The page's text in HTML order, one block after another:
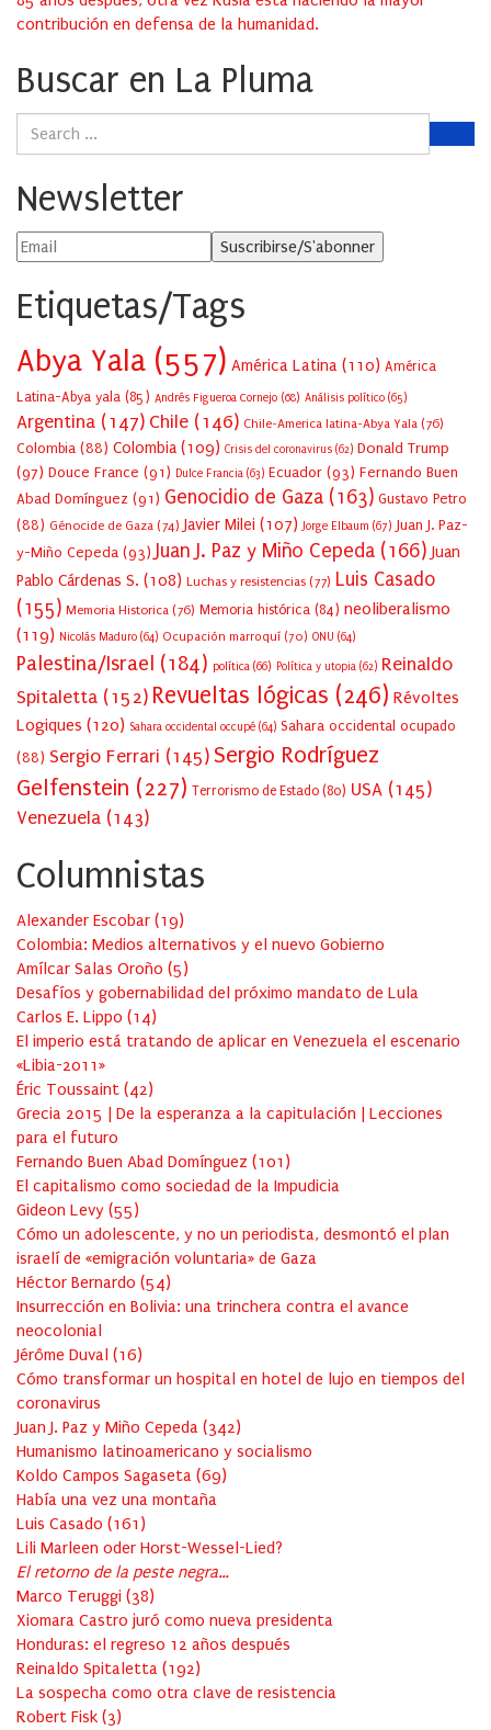
contribución en defensa de la humanidad.
Buscar en La Pluma
Newsletter
Etiquetas/Tags
Abya Yala (557) América Latina (110) América
Latina-Abya yala (85) Andrés Figueroa Cornejo (68) Análisis político (65)
Argentina (147) Chile (146) Chile-America latina-Abya Yala (76)
Colombia (88) Colombia(109) Crisis del coronavirus (62) Donald Trump
(97) Douce France (91) Dulce Francia (63) Ecuador (93) Fernando Buen
Abad Domínguez (91) Genocidio de Gaza (163) Gustavo Petro
(88) Génocide de Gaza (74) Javier Milei (107) Jorge Elbaum (67) Juan J. Paz-
y-Miño Cepeda (93) Juan J. Paz y Miño Cepeda (166) Juan
Pablo Cárdenas S. (108) Luchas y resistencias (77) Luis Casado
(155) Memoria Historica (76) Memoria histórica (84) neoliberalismo
(119) Nicolás Maduro (64) Ocupación marroquí (70) ONU (64)
Palestina/Israel (184) política (66) Política y utopia (62) Reinaldo
Spitaletta (152) Revueltas lógicas (246) Révoltes
Logiques (120) Sahara occidental occupé (64) Sahara occidental ocupado
(88) Sergio Ferrari (145) Sergio Rodríguez
Gelfenstein (227) Terrorismo de Estado (80) USA (145)
Venezuela (143)
Columnistas
Alexander Escobar (19)
Colombia: Medios alternativos y el nuevo Gobierno
Amílcar Salas Oroño (5)
Desafíos y gobernabilidad del próximo mandato de Lula
Carlos E. Lippo (14)
El imperio está tratando de aplicar en Venezuela el escenario
«Libia-2011»
Éric Toussaint (42)
Grecia 2015 | De la esperanza a la capitulación | Lecciones
para el futuro
Fernando Buen Abad Domínguez (101 )
El capitalismo como sociedad de la Impudicia
Gideon Levy (55)
Cómo un adolescente, y no un periodista, desmontó el plan
israelí de «emigración voluntaria» de Gaza
Héctor Bernardo (54)
Insurrección en Bolivia: una trinchera contra el avance
neocolonial
Jérôme Duval (16)
Cómo transformar un hospital en hotel de lujo en tiempos del
coronavirus
Juan J. Paz y Miño Cepeda (342)
Humanismo latinoamericano y socialismo
Koldo Campos Sagaseta (69)
Había una vez una montaña
Luis Casado (161 )
Lili Marleen oder Horst-Wessel-Lied?
El retorno de la peste negra…
Marco Teruggi (38)
Xiomara Castro juró como nueva presidenta
Honduras: el regreso 12 años después
Reinaldo Spitaletta (192)
La sospecha como otra clave de resistencia
Robert Fisk (3)